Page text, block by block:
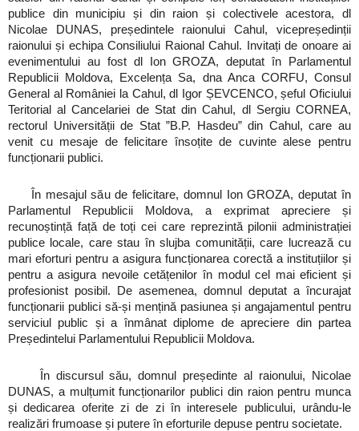
publice din municipiu și din raion și colectivele acestora, dl
Nicolae DUNAS, președintele raionului Cahul, vicepreședinții
raionului și echipa Consiliului Raional Cahul. Invitați de onoare ai
evenimentului au fost dl Ion GROZA, deputat în Parlamentul
Republicii Moldova, Excelența Sa, dna Anca CORFU, Consul
General al României la Cahul, dl Igor ȘEVCENCO, șeful Oficiului
Teritorial al Cancelariei de Stat din Cahul, dl Sergiu CORNEA,
rectorul Universității de Stat ”B.P. Hasdeu” din Cahul, care au
venit cu mesaje de felicitare însoțite de cuvinte alese pentru
funcționarii publici.
În mesajul său de felicitare, domnul Ion GROZA, deputat în
Parlamentul Republicii Moldova, a exprimat apreciere și
recunoștință față de toți cei care reprezintă pilonii administrației
publice locale, care stau în slujba comunității, care lucrează cu
mari eforturi pentru a asigura funcționarea corectă a instituțiilor și
pentru a asigura nevoile cetățenilor în modul cel mai eficient și
profesionist posibil. De asemenea, domnul deputat a încurajat
funcționarii publici să-și mențină pasiunea și angajamentul pentru
serviciul public și a înmânat diplome de apreciere din partea
Președintelui Parlamentului Republicii Moldova.
În discursul său, domnul președinte al raionului, Nicolae
DUNAS, a mulțumit funcționarilor publici din raion pentru munca
și dedicarea oferite zi de zi în interesele publicului, urându-le
realizări frumoase și putere în eforturile depuse pentru societate.